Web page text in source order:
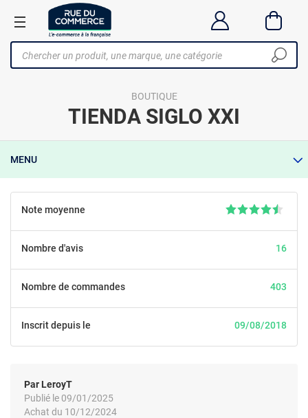
BOUTIQUE
TIENDA SIGLO XXI
MENU
Note moyenne
Nombre d'avis 16
Nombre de commandes 403
Inscrit depuis le 09/08/2018
Par LeroyT
Publié le 09/01/2025
Achat du 10/12/2024